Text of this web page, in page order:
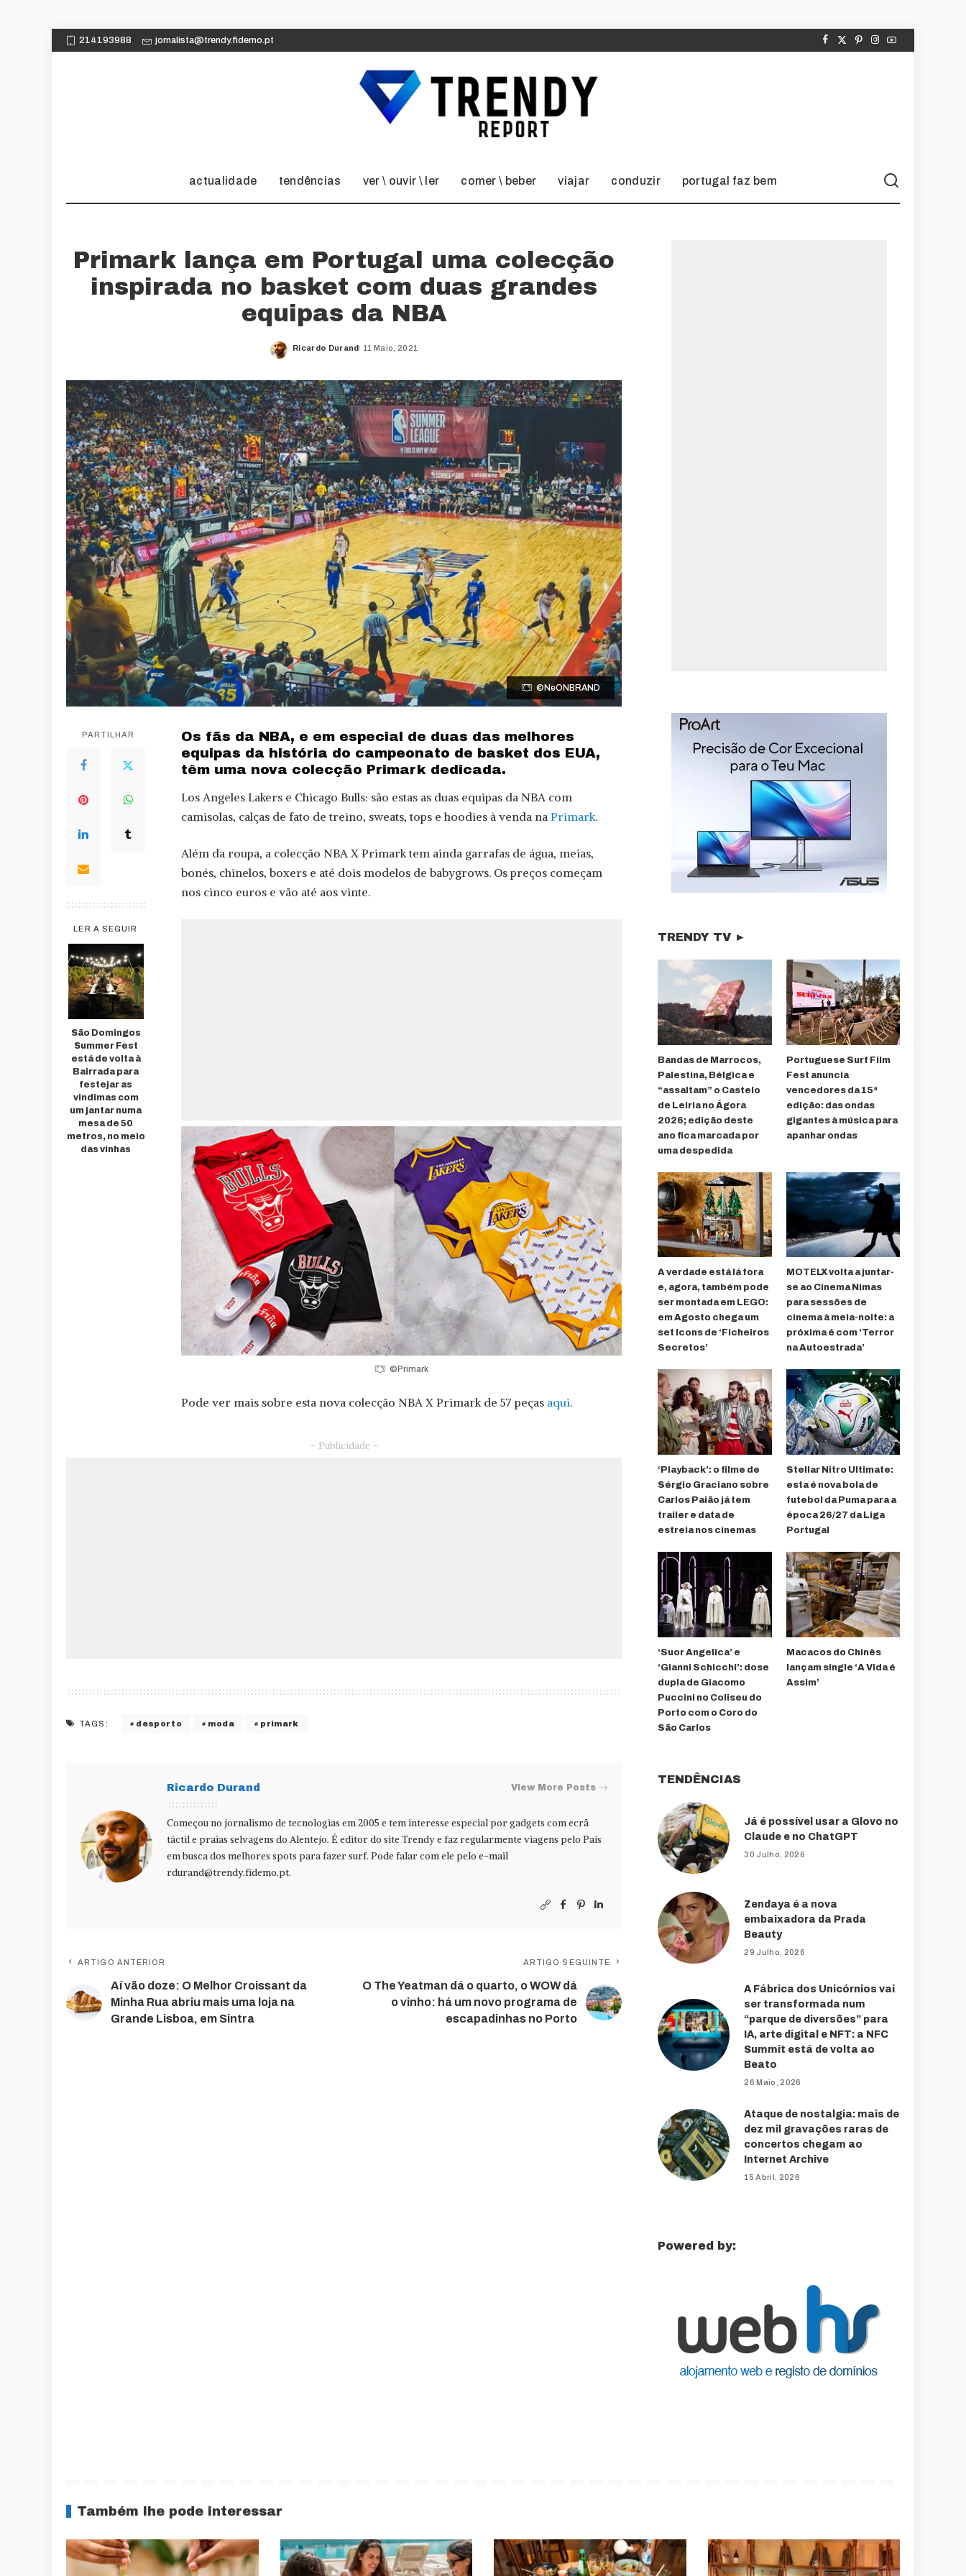
214193988 jornalista@trendy.fidemo.pt
actualidade tendências ver \ ouvir \ ler comer \ beber viajar conduzir portugal faz bem
Primark lança em Portugal uma colecção
inspirada no basket com duas grandes
equipas da NBA
Posted
Ricardo Durand 11 Maio, 2021
©NeONBRAND
PARTILHAR
LER A SEGUIR
São Domingos
Summer Fest
está de volta à
Bairrada para
festejar as
vindimas com
um jantar numa
mesa de 50
metros, no meio
das vinhas
Os fãs da NBA, e em especial de duas das melhores
equipas da história do campeonato de basket dos EUA,
têm uma nova colecção Primark dedicada.
Los Angeles Lakers e Chicago Bulls: são estas as duas equipas da NBA com
camisolas, calças de fato de treino, sweats, tops e hoodies à venda na Primark.
Além da roupa, a colecção NBA X Primark tem ainda garrafas de água, meias,
bonés, chinelos, boxers e até dois modelos de babygrows. Os preços começam
nos cinco euros e vão até aos vinte.
©Primark
Pode ver mais sobre esta nova colecção NBA X Primark de 57 peças aqui.
– Publicidade –
TAGS: desporto moda primark
Ricardo Durand View More Posts
Começou no jornalismo de tecnologias em 2005 e tem interesse especial por gadgets com ecrã
táctil e praias selvagens do Alentejo. É editor do site Trendy e faz regularmente viagens pelo País
em busca dos melhores spots para fazer surf. Pode falar com ele pelo e-mail
rdurand@trendy.fidemo.pt.
ARTIGO ANTERIOR
Aí vão doze: O Melhor Croissant da
Minha Rua abriu mais uma loja na
Grande Lisboa, em Sintra
ARTIGO SEGUINTE
O The Yeatman dá o quarto, o WOW dá
o vinho: há um novo programa de
escapadinhas no Porto
TRENDY TV ►
Bandas de Marrocos,
Palestina, Bélgica e
“assaltam” o Castelo
de Leiria no Ágora
2026; edição deste
ano fica marcada por
uma despedida
Portuguese Surf Film
Fest anuncia
vencedores da 15ª
edição: das ondas
gigantes à música para
apanhar ondas
A verdade está lá fora
e, agora, também pode
ser montada em LEGO:
em Agosto chega um
set Icons de ‘Ficheiros
Secretos’
MOTELX volta a juntar-
se ao Cinema Nimas
para sessões de
cinema à meia-noite: a
próxima é com ‘Terror
na Autoestrada’
‘Playback’: o filme de
Sérgio Graciano sobre
Carlos Paião já tem
trailer e data de
estreia nos cinemas
Stellar Nitro Ultimate:
esta é nova bola de
futebol da Puma para a
época 26/27 da Liga
Portugal
‘Suor Angelica’ e
‘Gianni Schicchi’: dose
dupla de Giacomo
Puccini no Coliseu do
Porto com o Coro do
São Carlos
Macacos do Chinês
lançam single ‘A Vida é
Assim’
TENDÊNCIAS
Já é possível usar a Glovo no
Claude e no ChatGPT
30 Julho, 2026
Zendaya é a nova
embaixadora da Prada
Beauty
29 Julho, 2026
A Fábrica dos Unicórnios vai
ser transformada num
“parque de diversões” para
IA, arte digital e NFT: a NFC
Summit está de volta ao
Beato
26 Maio, 2026
Ataque de nostalgia: mais de
dez mil gravações raras de
concertos chegam ao
Internet Archive
15 Abril, 2026
Powered by:
Também lhe pode interessar